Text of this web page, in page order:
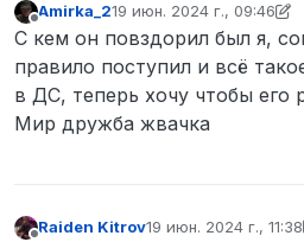
Amirka_219 июн. 2024 г., 09:46
отредактировано
С кем он повздорил был я,
правило поступил и всё
в ДС, теперь хочу чтобы его
Мир дружба жвачка
Raiden Kitrov19 июн. 2024 г., 11:38
отредактировано